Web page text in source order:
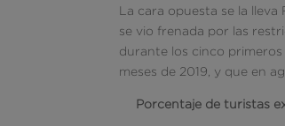
La cara opuesta se la
se vio frenada por las
durante los cinco primeros
meses de 2019, y que en
Porcentaje de turistas